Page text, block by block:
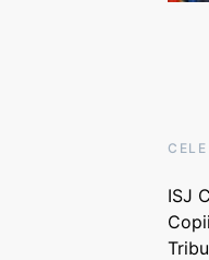
ISJ